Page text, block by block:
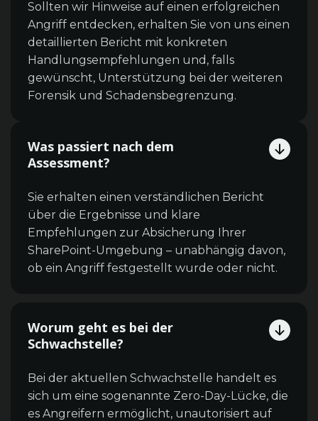
Sollten wir Hinweise auf einen erfolgreichen
Angriff entdecken, erhalten Sie von uns einen
detaillierten Bericht mit konkreten
Handlungsempfehlungen und, falls
gewünscht, Unterstützung bei der weiteren
Forensik und Schadensbegrenzung.
Was passiert nach dem
Assessment?
Sie erhalten einen verständlichen Bericht
über die Ergebnisse und klare
Empfehlungen zur Absicherung Ihrer
SharePoint-Umgebung – unabhängig davon,
ob ein Angriff festgestellt wurde oder nicht.
Worum geht es bei der
Schwachstelle?
Bei der aktuellen Schwachstelle handelt es
sich um eine sogenannte Zero-Day-Lücke, die
es Angreifern ermöglicht, unautorisiert auf